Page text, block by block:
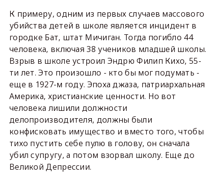
К примеру, одним из первых случаев массового
убийства детей в школе является инцидент в
городке Бат, штат Мичиган. Тогда погибло 44
человека, включая 38 учеников младшей школы.
Взрыв в школе устроил Эндрю Филип Кихо, 55-
ти лет. Это произошло - кто бы мог подумать -
еще в 1927-м году. Эпоха джаза, патриархальная
Америка, христианские ценности. Но вот
человека лишили должности
делопроизводителя, должны были
конфисковать имущество и вместо того, чтобы
тихо пустить себе пулю в голову, он сначала
убил супругу, а потом взорвал школу. Еще до
Великой Депрессии.